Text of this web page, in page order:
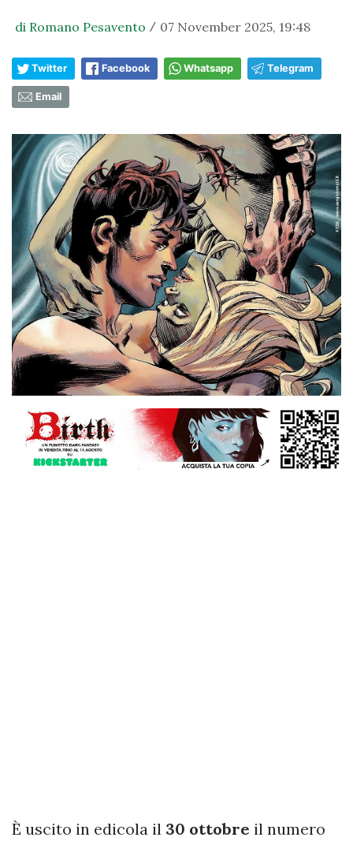
di Romano Pesavento / 07 November 2025, 19:48
Twitter Facebook Whatsapp Telegram
Email
È uscito in edicola il 30 ottobre il numero